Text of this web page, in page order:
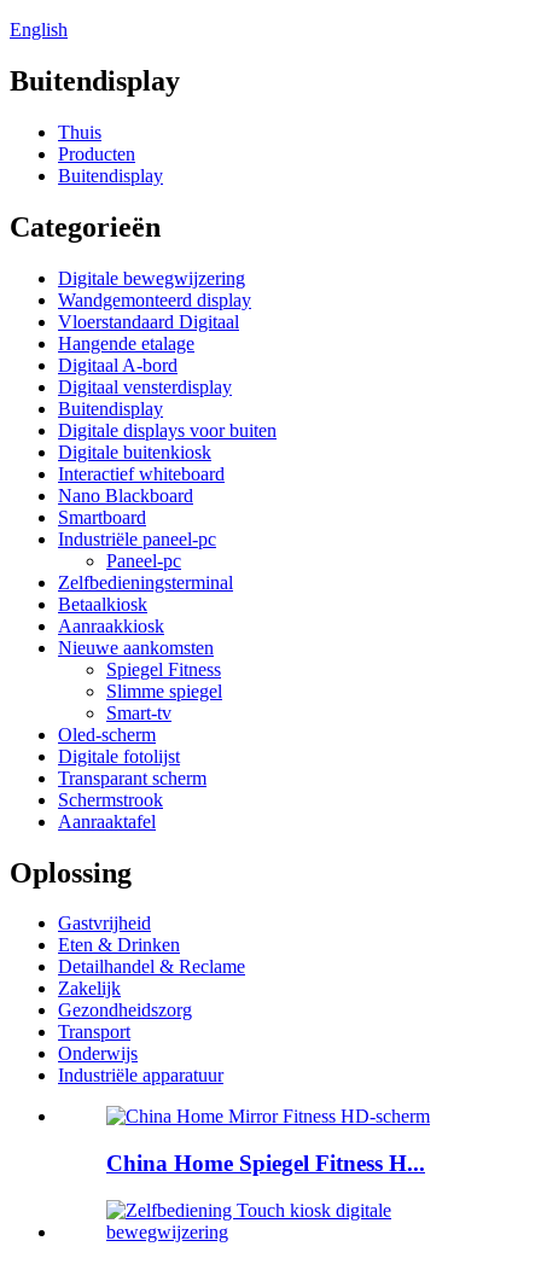
English
Buitendisplay
Thuis
Producten
Buitendisplay
Categorieën
Digitale bewegwijzering
Wandgemonteerd display
Vloerstandaard Digitaal
Hangende etalage
Digitaal A-bord
Digitaal vensterdisplay
Buitendisplay
Digitale displays voor buiten
Digitale buitenkiosk
Interactief whiteboard
Nano Blackboard
Smartboard
Industriële paneel-pc
Paneel-pc
Zelfbedieningsterminal
Betaalkiosk
Aanraakkiosk
Nieuwe aankomsten
Spiegel Fitness
Slimme spiegel
Smart-tv
Oled-scherm
Digitale fotolijst
Transparant scherm
Schermstrook
Aanraaktafel
Oplossing
Gastvrijheid
Eten & Drinken
Detailhandel & Reclame
Zakelijk
Gezondheidszorg
Transport
Onderwijs
Industriële apparatuur
China Home Spiegel Fitness H...